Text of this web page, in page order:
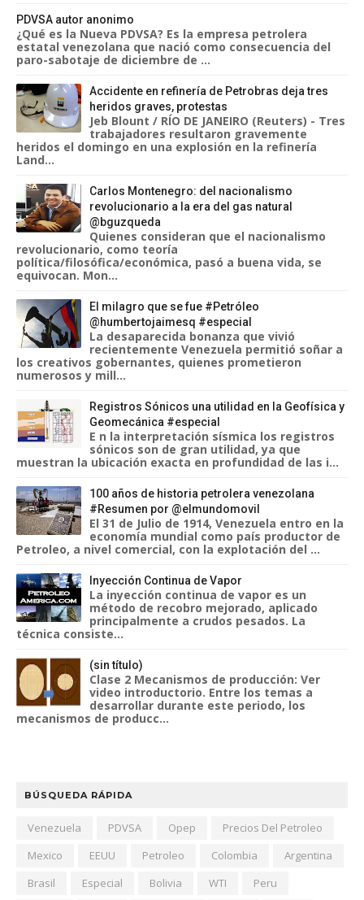
PDVSA autor anonimo
¿Qué es la Nueva PDVSA? Es la empresa petrolera
estatal venezolana que nació como consecuencia del
paro-sabotaje de diciembre de ...
Accidente en refinería de Petrobras deja tres
heridos graves, protestas
Jeb Blount / RÍO DE JANEIRO (Reuters) - Tres
trabajadores resultaron gravemente
heridos el domingo en una explosión en la refinería
Land...
Carlos Montenegro: del nacionalismo
revolucionario a la era del gas natural
@bguzqueda
Quienes consideran que el nacionalismo
revolucionario, como teoría
política/filosófica/económica, pasó a buena vida, se
equivocan. Mon...
El milagro que se fue #Petróleo
@humbertojaimesq #especial
La desaparecida bonanza que vivió
recientemente Venezuela permitió soñar a
los creativos gobernantes, quienes prometieron
numerosos y mill...
Registros Sónicos una utilidad en la Geofísica y
Geomecánica #especial
E n la interpretación sísmica los registros
sónicos son de gran utilidad, ya que
muestran la ubicación exacta en profundidad de las i...
100 años de historia petrolera venezolana
#Resumen por @elmundomovil
El 31 de Julio de 1914, Venezuela entro en la
economía mundial como país productor de
Petroleo, a nivel comercial, con la explotación del ...
Inyección Continua de Vapor
La inyección continua de vapor es un
método de recobro mejorado, aplicado
principalmente a crudos pesados. La
técnica consiste...
(sin título)
Clase 2 Mecanismos de producción: Ver
video introductorio. Entre los temas a
desarrollar durante este periodo, los
mecanismos de producc...
BÚSQUEDA RÁPIDA
Venezuela PDVSA Opep
Precios Del Petroleo
Mexico
EEUU Petroleo Colombia
Argentina
Brasil
Especial Bolivia WTI
Peru